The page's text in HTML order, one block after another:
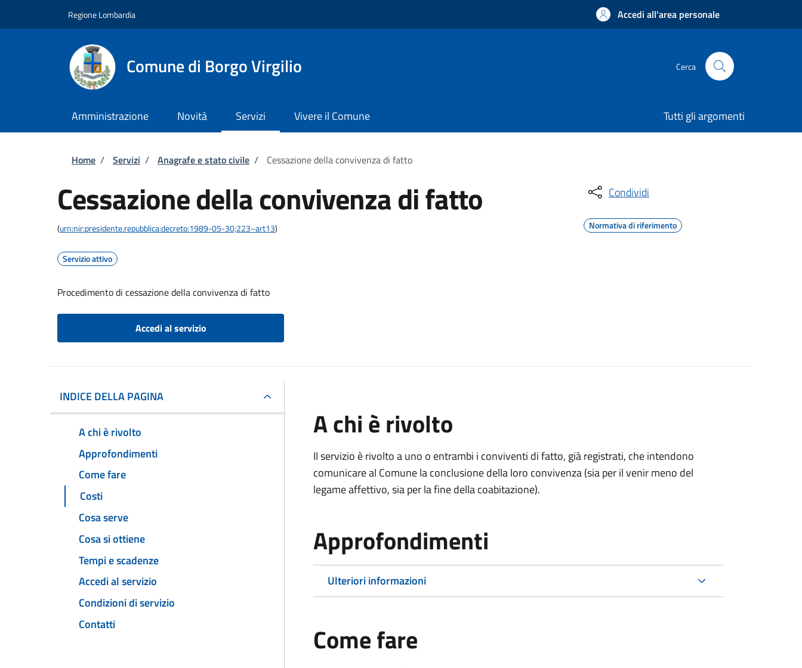
Regione Lombardia Accedi all'area personale
Comune di Borgo Virgilio Cerca
Amministrazione Novità Servizi Vivere il Comune Tutti gli argomenti
Briciole di pane
Home / Servizi / Anagrafe e stato civile / Cessazione della convivenza di fatto
Cessazione della convivenza di fatto
(urn:nir:presidente.repubblica:decreto:1989-05-30;223~art13)
Servizio attivo
Procedimento di cessazione della convivenza di fatto
Accedi al servizio
Condividi
Normativa di riferimento
INDICE DELLA PAGINA
A chi è rivolto
Approfondimenti
Come fare
Costi
Cosa serve
Cosa si ottiene
Tempi e scadenze
Accedi al servizio
Condizioni di servizio
Contatti
A chi è rivolto
Il servizio è rivolto a uno o entrambi i conviventi di fatto, già registrati, che intendono
comunicare al Comune la conclusione della loro convivenza (sia per il venir meno del
legame affettivo, sia per la fine della coabitazione).
Approfondimenti
Ulteriori informazioni
Come fare